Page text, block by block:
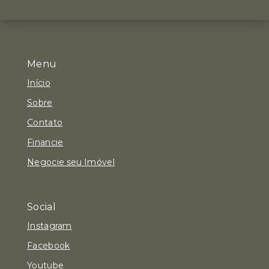
Menu
Início
Sobre
Contato
Financie
Negocie seu Imóvel
Social
Instagram
Facebook
Youtube